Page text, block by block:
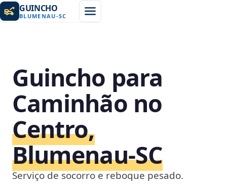
GUINCHO
BLUMENAU-SC
Guincho para
Caminhão no
Centro,
Blumenau‑SC
Serviço de socorro e reboque pesado.